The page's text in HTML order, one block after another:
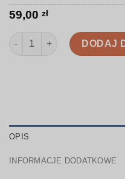
59,00 zł
ilość Ręcznik | Akwarelowe
DODAJ
OPIS
INFORMACJE DODATKOWE